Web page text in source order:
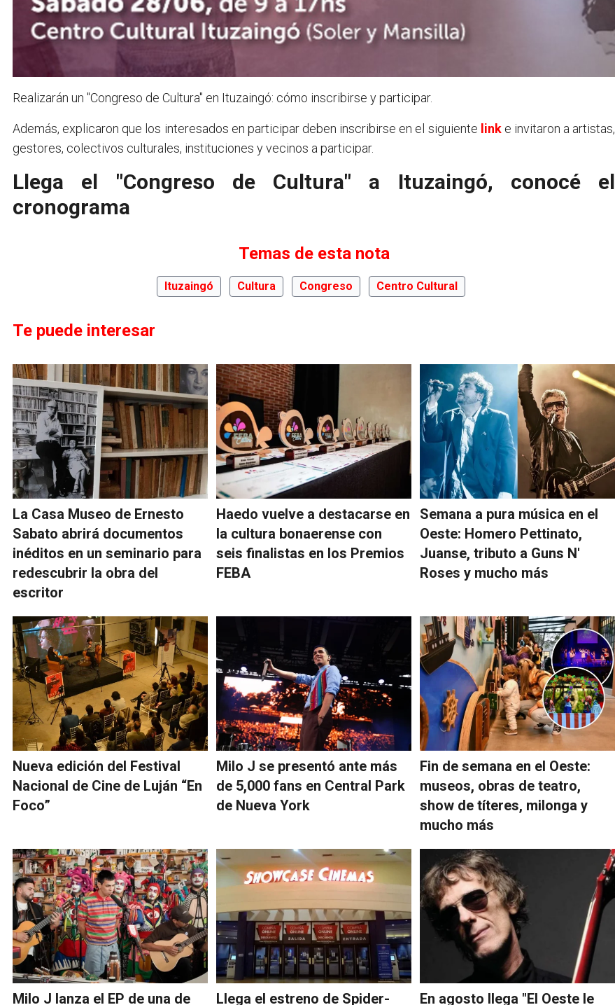
Realizarán un "Congreso de Cultura" en Ituzaingó: cómo inscribirse y participar.
Además, explicaron que los interesados en participar deben inscribirse en el siguiente linke invitaron a artistas,
gestores, colectivos culturales, instituciones y vecinos a participar.
Llega el "Congreso de Cultura" a Ituzaingó, conocé el
cronograma
Temas de esta nota
Ituzaingó Cultura Congreso Centro Cultural
Te puede interesar
La Casa Museo de Ernesto
Sabato abrirá documentos
inéditos en un seminario para
redescubrir la obra del
escritor
Haedo vuelve a destacarse en
la cultura bonaerense con
seis finalistas en los Premios
FEBA
Semana a pura música en el
Oeste: Homero Pettinato,
Juanse, tributo a Guns N'
Roses y mucho más
Nueva edición del Festival
Nacional de Cine de Luján “En
Foco”
Milo J se presentó ante más
de 5,000 fans en Central Park
de Nueva York
Fin de semana en el Oeste:
museos, obras de teatro,
show de títeres, milonga y
mucho más
Milo J lanza el EP de una de Llega el estreno de Spider- En agosto llega "El Oeste le